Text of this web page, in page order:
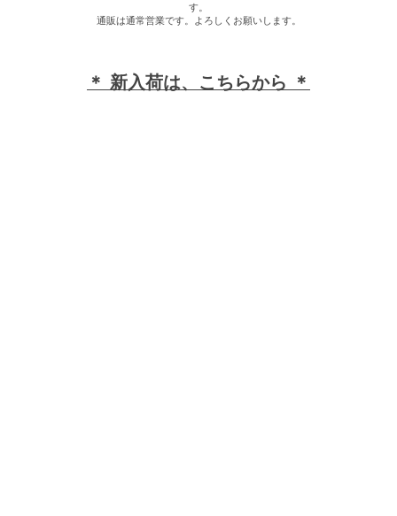
す。
通販は通常営業です。よろしくお願いします。
＊ 新入荷は、こちらから ＊